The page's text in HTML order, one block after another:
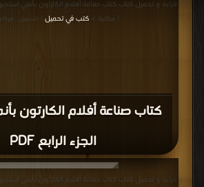
| مكتبة >كتب في تحميل| التحميل :
كتاب صناعة أفلام الكارتون
الجزء الرابع PDF
| مكتبة > كتب في تحميل | التحميل :